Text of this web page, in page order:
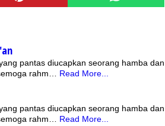
pantas diucapkan seorang hamba dan
rahm… Read More...
pantas diucapkan seorang hamba dan
rahm… Read More...